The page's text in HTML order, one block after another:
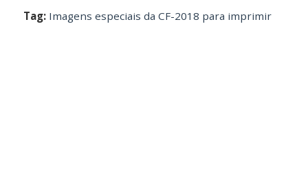
Tag: Imagens especiais da CF-2018 para imprimir